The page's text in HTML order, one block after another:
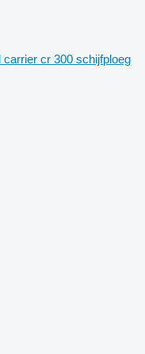
carrier cr 300 schijfploeg